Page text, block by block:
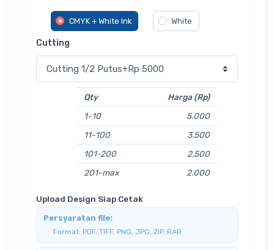
CMYK + White Ink White
Cutting
Qty
Harga (Rp)
1-10
5.000
11-100
3.500
101-200
2.500
201-max
2.000
Upload Design Siap Cetak
Persyaratan file:
Format: PDF, TIFF, PNG, JPG, ZIP, RAR